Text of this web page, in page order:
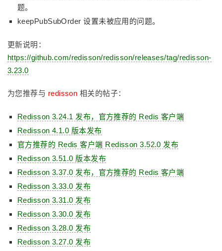
题。
keepPubSubOrder 设置未被应用的问题。
更新说明：
https://github.com/redisson/redisson/releases/tag/redisson-
3.23.0
为您推荐与 redisson 相关的帖子：
Redisson 3.24.1 发布，官方推荐的 Redis 客户端
Redisson 4.1.0 版本发布
官方推荐的 Redis 客户端 Redisson 3.52.0 发布
Redisson 3.51.0 版本发布
Redisson 3.37.0 发布，官方推荐的 Redis 客户端
Redisson 3.33.0 发布
Redisson 3.31.0 发布
Redisson 3.30.0 发布
Redisson 3.28.0 发布
Redisson 3.27.0 发布